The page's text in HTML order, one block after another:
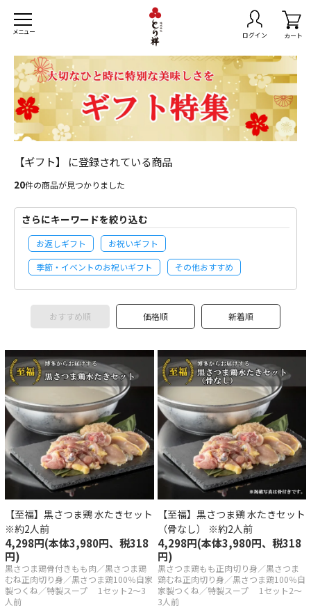
メニュー ログイン カート
セット
マスチキン
味料
産最上鴨
覧
歴史はスープにあり
こだわり
【ギフト】 に登録されている商品
20件の商品が見つかりました
さらにキーワードを絞り込む
お返しギフト
お祝いギフト
季節・イベントのお祝いギフト
その他おすすめ
おすすめ順 価格順 新着順
【至福】黒さつま鶏 水たきセット
※約2人前
4,298円(本体3,980円、税318
円)
黒さつま鶏骨付きもも肉／黒さつま鶏
むね正肉切り身／黒さつま鶏100％自家
製つくね／特製スープ 1セット2～3
人前
【至福】黒さつま鶏 水たきセット
（骨なし） ※約2人前
4,298円(本体3,980円、税318
円)
黒さつま鶏もも正肉切り身／黒さつま
鶏むね正肉切り身／黒さつま鶏100％自
家製つくね／特製スープ 1セット2～
3人前